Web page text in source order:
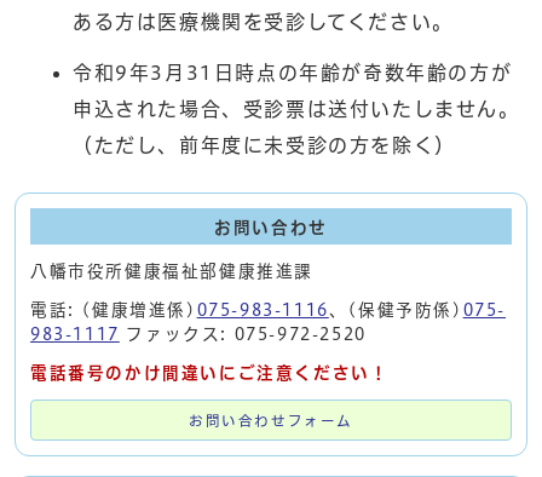
ある方は医療機関を受診してください。
令和9年3月31日時点の年齢が奇数年齢の方が
申込された場合、受診票は送付いたしません。
（ただし、前年度に未受診の方を除く）
お問い合わせ
八幡市役所健康福祉部健康推進課
電話: (健康増進係) 075-983-1116 、(保健予防係) 075-
983-1117 ファックス: 075-972-2520
電話番号のかけ間違いにご注意ください！
お問い合わせフォーム